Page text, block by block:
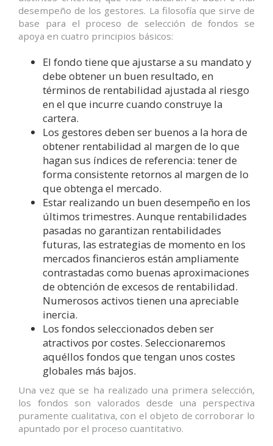
desempeño de los gestores. La filosofía que sirve de
base para el proceso de selección de fondos se
apoya en cuatro principios básicos:
El fondo tiene que ajustarse a su mandato y
debe obtener un buen resultado, en
términos de rentabilidad ajustada al riesgo
en el que incurre cuando construye la
cartera.
Los gestores deben ser buenos a la hora de
obtener rentabilidad al margen de lo que
hagan sus índices de referencia: tener de
forma consistente retornos al margen de lo
que obtenga el mercado.
Estar realizando un buen desempeño en los
últimos trimestres. Aunque rentabilidades
pasadas no garantizan rentabilidades
futuras, las estrategias de momento en los
mercados financieros están ampliamente
contrastadas como buenas aproximaciones
de obtención de excesos de rentabilidad.
Numerosos activos tienen una apreciable
inercia.
Los fondos seleccionados deben ser
atractivos por costes. Seleccionaremos
aquéllos fondos que tengan unos costes
globales más bajos.
Una vez que se ha realizado una primera selección,
los fondos son valorados desde una perspectiva
puramente cualitativa, con el objeto de corroborar lo
apuntado por el proceso cuantitativo.